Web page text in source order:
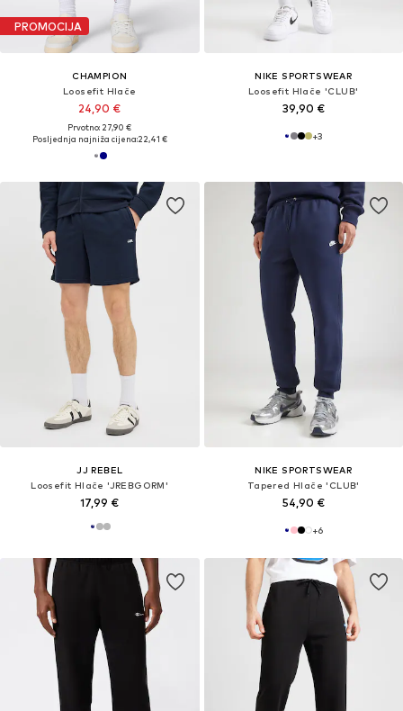
PROMOCIJA
CHAMPION
Loosefit Hlače
24,90 €
Prvotno: 27,90 €
Posljednja najniža cijena:22,41 €
NIKE SPORTSWEAR
Loosefit Hlače 'CLUB'
39,90 €
+3
JJ REBEL
Loosefit Hlače 'JREBGORM'
17,99 €
NIKE SPORTSWEAR
Tapered Hlače 'CLUB'
54,90 €
+6